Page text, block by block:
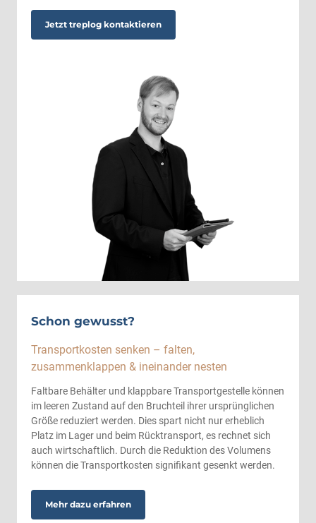
Jetzt treplog kontaktieren
Schon gewusst?
Transportkosten senken – falten,
zusammenklappen & ineinander nesten
Faltbare Behälter und klappbare Transportgestelle können
im leeren Zustand auf den Bruchteil ihrer ursprünglichen
Größe reduziert werden. Dies spart nicht nur erheblich
Platz im Lager und beim Rücktransport, es rechnet sich
auch wirtschaftlich. Durch die Reduktion des Volumens
können die Transportkosten signifikant gesenkt werden.
Mehr dazu erfahren